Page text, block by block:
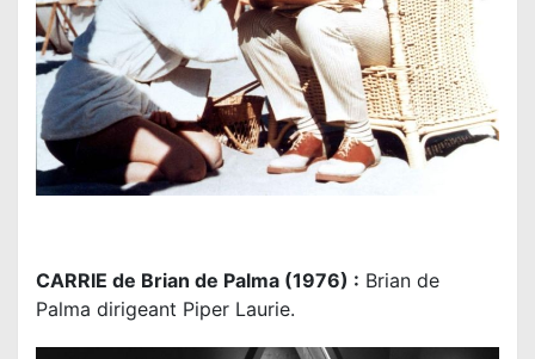
CARRIE de Brian de Palma (1976) : Brian de
Palma dirigeant Piper Laurie.